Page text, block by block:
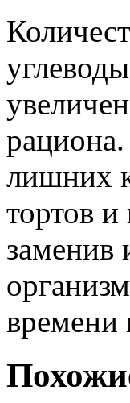
лишних
тортов и
заменив
времени